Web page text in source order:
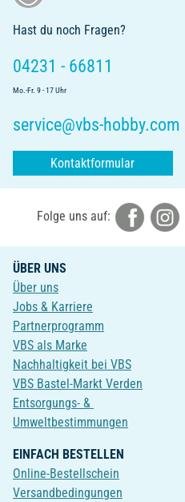
Hast du noch Fragen?
04231 - 66811
Mo.-Fr. 9 - 17 Uhr
service@vbs-hobby.com
Kontaktformular
Folge uns auf:
ÜBER UNS
Über uns
Jobs & Karriere
Partnerprogramm
VBS als Marke
Nachhaltigkeit bei VBS
VBS Bastel-Markt Verden
Entsorgungs- &
Umweltbestimmungen
EINFACH BESTELLEN
Online-Bestellschein
Versandbedingungen